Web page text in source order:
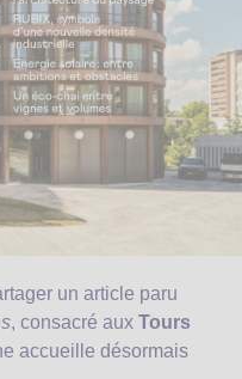
un article paru
, consacré aux Tours
accueille désormais